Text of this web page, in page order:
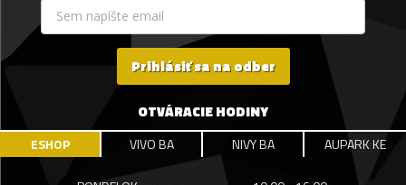
Prihlásiť sa na odber
OTVÁRACIE HODINY
ESHOP VIVO BA NIVY BA AUPARK KE